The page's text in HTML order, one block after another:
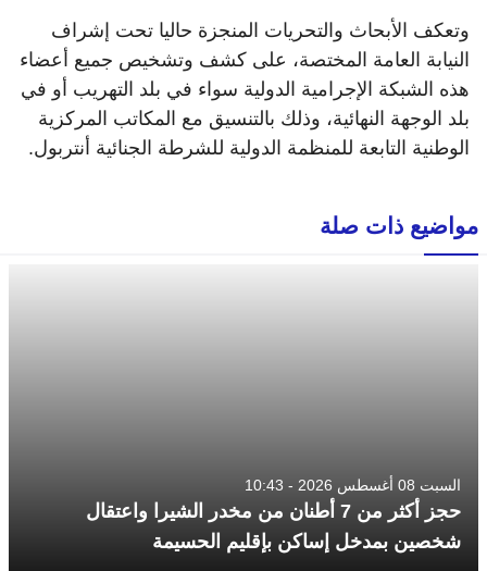
وتعكف الأبحاث والتحريات المنجزة حاليا تحت إشراف
النيابة العامة المختصة، على كشف وتشخيص جميع أعضاء
هذه الشبكة الإجرامية الدولية سواء في بلد التهريب أو في
بلد الوجهة النهائية، وذلك بالتنسيق مع المكاتب المركزية
الوطنية التابعة للمنظمة الدولية للشرطة الجنائية أنتربول.
مواضيع ذات صلة
السبت 08 أغسطس 2026 - 10:43
حجز أكثر من 7 أطنان من مخدر الشيرا واعتقال
شخصين بمدخل إساكن بإقليم الحسيمة